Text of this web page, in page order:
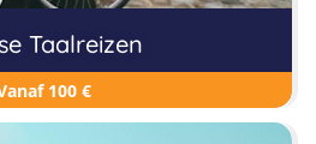
Taalreizen
100 €